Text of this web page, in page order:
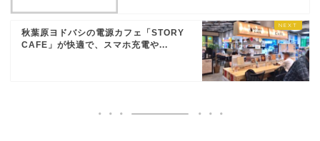
秋葉原ヨドバシの電源カフェ「STORY
CAFE」が快適で、スマホ充電や...